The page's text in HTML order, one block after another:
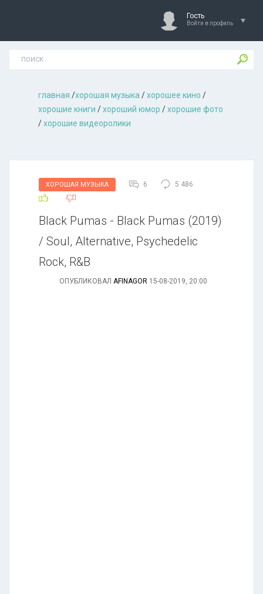
Гость
Войти в профиль
главная /хорошая музыкa /хорошее кино /
хорошие книги /хороший юмор /хорошие фото
/хорошие видеоролики
ХОРОШАЯ МУЗЫКА 6 5 486
Black Pumas - Black Pumas (2019)
/ Soul, Alternative, Psychedelic
Rock, R&B
ОПУБЛИКОВАЛ AFINAGOR 15-08-2019, 20:00